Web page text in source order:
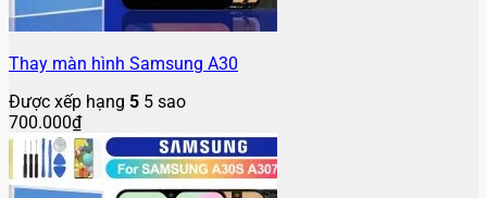
Thay màn hình Samsung A30
Được xếp hạng 5 5 sao
700.000₫